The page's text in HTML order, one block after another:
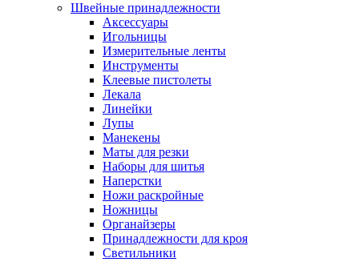
Швейные принадлежности
Аксессуары
Игольницы
Измерительные ленты
Инструменты
Клеевые пистолеты
Лекала
Линейки
Лупы
Манекены
Маты для резки
Наборы для шитья
Наперстки
Ножи раскройные
Ножницы
Органайзеры
Принадлежности для кроя
Светильники